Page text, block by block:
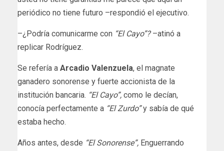
periódico no tiene futuro –respondió el ejecutivo.
–¿Podría comunicarme con “El Cayo”?–atinó a
replicar Rodríguez.
Se refería a Arcadio Valenzuela, el magnate
ganadero sonorense y fuerte accionista de la
institución bancaria. “El Cayo”, como le decían,
conocía perfectamente a “El Zurdo”y sabía de qué
estaba hecho.
Años antes, desde “El Sonorense”, Enguerrando